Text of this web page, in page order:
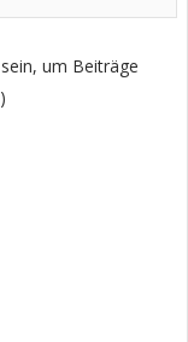
um Beiträge